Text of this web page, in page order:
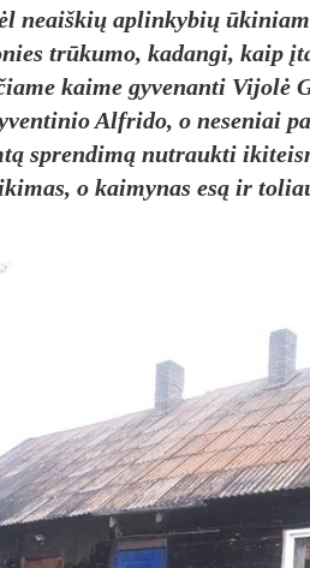
neaiškių aplinkybių
trūkumo, kadangi, kaip
kaime gyvenanti Vijolė
Alfrido, o neseniai
sprendimą nutraukti
o kaimynas esą ir